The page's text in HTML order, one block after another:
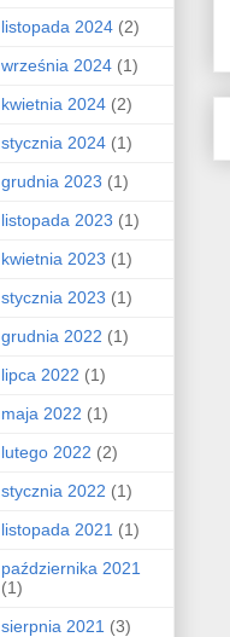
listopada 2024 (2)
września 2024 (1)
kwietnia 2024 (2)
stycznia 2024 (1)
grudnia 2023 (1)
listopada 2023 (1)
kwietnia 2023 (1)
stycznia 2023 (1)
grudnia 2022 (1)
lipca 2022 (1)
maja 2022 (1)
lutego 2022 (2)
stycznia 2022 (1)
listopada 2021 (1)
października 2021
(1)
sierpnia 2021 (3)